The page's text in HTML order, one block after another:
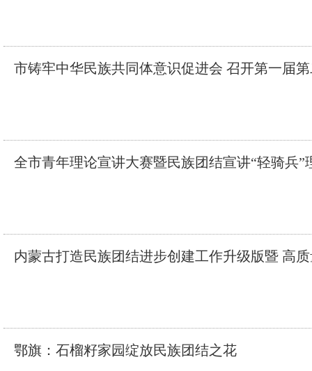
市铸牢中华民族共同体意识促进会 召开第一届
全市青年理论宣讲大赛暨民族团结宣讲“轻骑兵”
内蒙古打造民族团结进步创建工作升级版暨 高
鄂旗：石榴籽家园绽放民族团结之花